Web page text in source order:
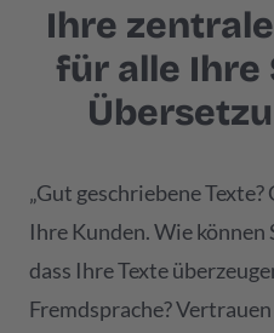
Ihre
für alle Ihre
„Gut geschriebene
Ihre Kunden. Wie können
dass Ihre Texte
Fremdsprache?